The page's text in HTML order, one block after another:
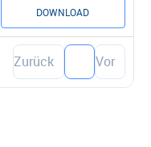
DOWNLOAD
Zurück Vor